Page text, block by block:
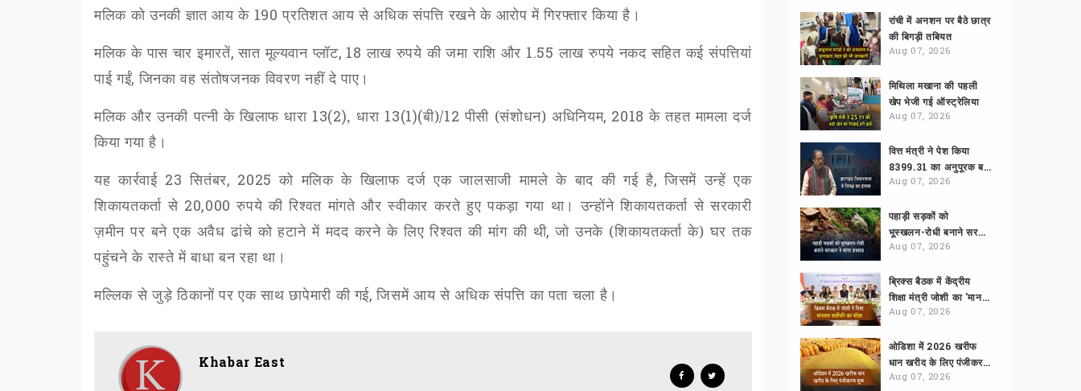
मलिक को उनकी ज्ञात आय के 190 प्रतिशतआय से अधिक संपत्ति रखने के आरोप में गिरफ्तार किया है।
मलिक के पास चार इमारतें,सात मूल्यवान प्लॉट, 18 लाख रुपये की जमा राशि और 1.55 लाख रुपये नकद सहित कई संपत्तियां
पाई गईं,जिनका वह संतोषजनक विवरण नहीं दे पाए।
मलिक और उनकी पत्नी के खिलाफ धारा 13(2), धारा 13(1)(बी)/12 पीसी (संशोधन) अधिनियम, 2018 के तहत मामला दर्ज
किया गया है।
यह कार्रवाई 23 सितंबर, 2025 को मलिक के खिलाफ दर्ज एक जालसाजी मामले के बाद की गई है,जिसमें उन्हें एक
शिकायतकर्ता से 20,000 रुपये की रिश्वत मांगते और स्वीकार करते हुए पकड़ा गया था। उन्होंने शिकायतकर्ता से सरकारी
ज़मीन पर बने एक अवैध ढांचे को हटाने में मदद करने के लिए रिश्वत की मांग की थी,जो उनके (शिकायतकर्ता के) घर तक
पहुंचने के रास्ते में बाधा बन रहा था।
मल्लिक से जुड़े ठिकानों पर एक साथ छापेमारी की गई,जिसमें आय से अधिक संपत्ति का पता चला है।
Khabar East
रांची में अनशन पर बैठे छात्र
की बिगड़ी तबियत
Aug 07, 2026
मिथिला मखाना की पहली
खेप भेजी गई ऑस्ट्रेलिया
Aug 07, 2026
वित्त मंत्री ने पेश किया
8399.31 का अनुपूरक बजट
Aug 07, 2026
पहाड़ी सड़कों को
भूस्खलन-रोधी बनाने सरकार ने मांगा प्रस्ताव
Aug 07, 2026
ब्रिक्स बैठक में केंद्रीय
शिक्षा मंत्री जोशी का 'मानवता सर्वोपरि' पर जोर
Aug 07, 2026
ओडिशा में 2026 खरीफ
धान खरीद के लिए पंजीकरण शुरू
Aug 07, 2026